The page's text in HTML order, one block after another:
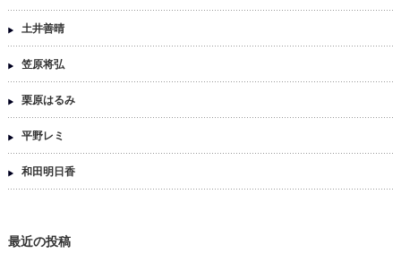
土井善晴
笠原将弘
栗原はるみ
平野レミ
和田明日香
最近の投稿